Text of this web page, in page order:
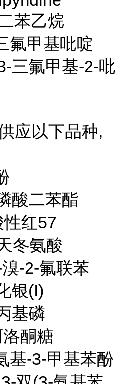
苯乙烷
氟甲基吡啶
三氟甲基-2-吡
应以下品种,
酸二苯酯
红57
冬氨酸
-2-氟联苯
银(I)
基磷
酮糖
基-3-甲基苯酚